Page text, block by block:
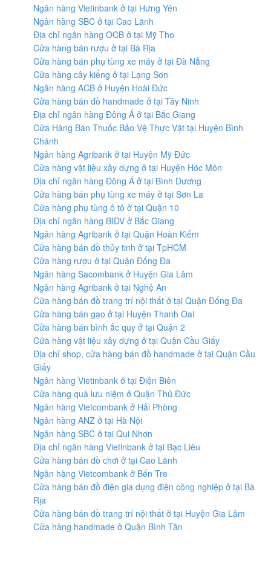
Ngân hàng Vietinbank ở tại Hưng Yên
Ngân hàng SBC ở tại Cao Lãnh
Địa chỉ ngân hàng OCB ở tại Mỹ Tho
Cửa hàng bán rượu ở tại Bà Rịa
Cửa hàng bán phụ tùng xe máy ở tại Đà Nẵng
Cửa hàng cây kiểng ở tại Lạng Sơn
Ngân hàng ACB ở Huyện Hoài Đức
Cửa hàng bán đồ handmade ở tại Tây Ninh
Địa chỉ ngân hàng Đông Á ở tại Bắc Giang
Cửa Hàng Bán Thuốc Bảo Vệ Thực Vật tại Huyện Bình
Chánh
Ngân hàng Agribank ở tại Huyện Mỹ Đức
Cửa hàng vật liệu xây dựng ở tại Huyện Hóc Môn
Địa chỉ ngân hàng Đông Á ở tại Bình Dương
Cửa hàng bán phụ tùng xe máy ở tại Sơn La
Cửa hàng phụ tùng ô tô ở tại Quận 10
Địa chỉ ngân hàng BIDV ở Bắc Giang
Ngân hàng Agribank ở tại Quận Hoàn Kiếm
Cửa hàng bán đồ thủy tinh ở tại TpHCM
Cửa hàng rượu ở tại Quận Đống Đa
Ngân hàng Sacombank ở Huyện Gia Lâm
Ngân hàng Agribank ở tại Nghệ An
Cửa hàng bán đồ trang trí nội thất ở tại Quận Đống Đa
Cửa hàng bán gạo ở tại Huyện Thanh Oai
Cửa hàng bán bình ắc quy ở tại Quận 2
Cửa hàng vật liệu xây dựng ở tại Quận Cầu Giấy
Địa chỉ shop, cửa hàng bán đồ handmade ở tại Quận Cầu
Giấy
Ngân hàng Vietinbank ở tại Điện Biên
Cửa hàng quà lưu niệm ở Quận Thủ Đức
Ngân hàng Vietcombank ở Hải Phòng
Ngân hàng ANZ ở tại Hà Nội
Ngân hàng SBC ở tại Qui Nhơn
Địa chỉ ngân hàng Vietinbank ở tại Bạc Liêu
Cửa hàng bán đồ chơi ở tại Cao Lãnh
Ngân hàng Vietcombank ở Bến Tre
Cửa hàng bán đồ điện gia dụng điện công nghiệp ở tại Bà
Rịa
Cửa hàng bán đồ trang trí nội thất ở tại Huyện Gia Lâm
Cửa hàng handmade ở Quận Bình Tân